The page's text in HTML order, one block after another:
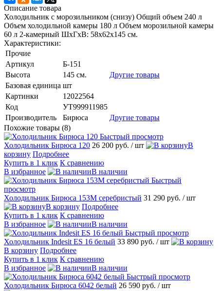
Описание товара
Холодильник с морозильником (снизу) Общий объем 240 л
Объем холодильной камеры 180 л Объем морозильной камеры
60 л 2-камерный ШxГxВ: 58x62x145 см.
Характеристики:
Прочие
Артикул
Б-151
Высота
145 см.
Другие товары
Базовая единица шт
Картинки
12022564
Код
УТ999911985
Производитель
Бирюса
Другие товары
Похожие товары (8)
Быстрый просмотр
Холодильник Бирюса 120 26 200 руб. / шт
В
корзину Подробнее
Купить в 1 клик К сравнению
В избранное
В наличии
Быстрый
просмотр
Холодильник Бирюса 153М серебристый 31 290 руб. / шт
В корзину Подробнее
Купить в 1 клик К сравнению
В избранное
В наличии
Быстрый просмотр
Холодильник Indesit ES 16 белый 33 890 руб. / шт
В корзину Подробнее
Купить в 1 клик К сравнению
В избранное
В наличии
Быстрый просмотр
Холодильник Бирюса 6042 белый 26 590 руб. / шт